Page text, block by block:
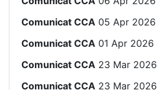
Comunicat CCA 05 Apr 2026
Comunicat CCA 01 Apr 2026
Comunicat CCA 23 Mar 2026
Comunicat CCA 23 Mar 2026